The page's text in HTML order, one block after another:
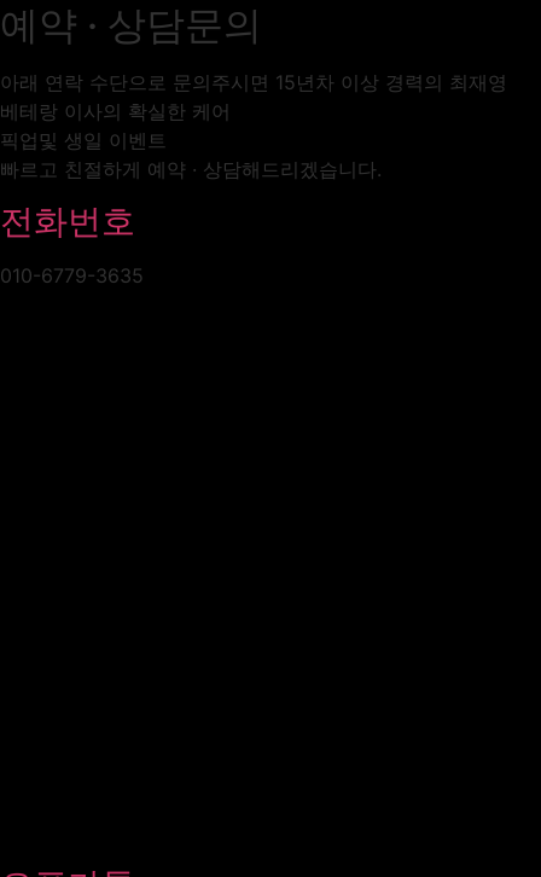
예약 · 상담문의
아래 연락 수단으로 문의주시면 15년차 이상 경력의 최재영
베테랑 이사의 확실한 케어
픽업및 생일 이벤트
빠르고 친절하게 예약 · 상담해드리겠습니다.
전화번호
010-6779-3635